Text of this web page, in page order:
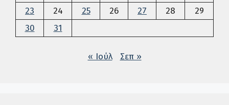
23
24 25 26 27 28
29
30
31
« Ιούλ Σεπ »